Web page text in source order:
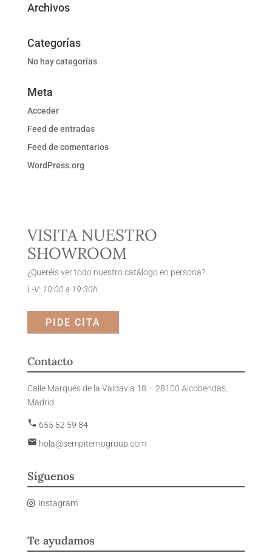
Archivos
Categorías
No hay categorías
Meta
Acceder
Feed de entradas
Feed de comentarios
WordPress.org
VISITA NUESTRO
SHOWROOM
¿Queréis ver todo nuestro catálogo en persona?
L-V: 10:00 a 19:30h
PIDE CITA
Contacto
Calle Marqués de la Valdavia 18 – 28100 Alcobendas,
Madrid
phone 655 52 59 84
email hola@sempiternogroup.com
Síguenos
Instagram
Te ayudamos